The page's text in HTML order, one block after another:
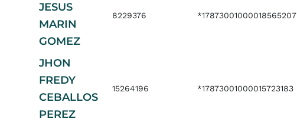
JESUS
MARIN
GOMEZ
8229376 *17873001000018565207
JHON
FREDY
CEBALLOS
PEREZ
15264196 *17873001000015723183